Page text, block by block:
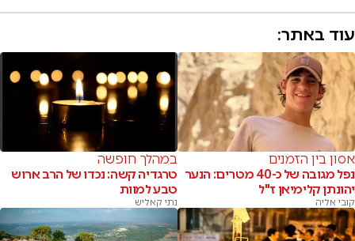
עוד באתר:
אסון בין הזמנים
נפל מגובה של כ-40 מטרים: הנער
יהונתן קלימיאן ז"ל
קובי אליה
במהלך חופשה
טרגדיה קשה: נכדו של הרב ארוש
טבע למוות
נתי קאליש